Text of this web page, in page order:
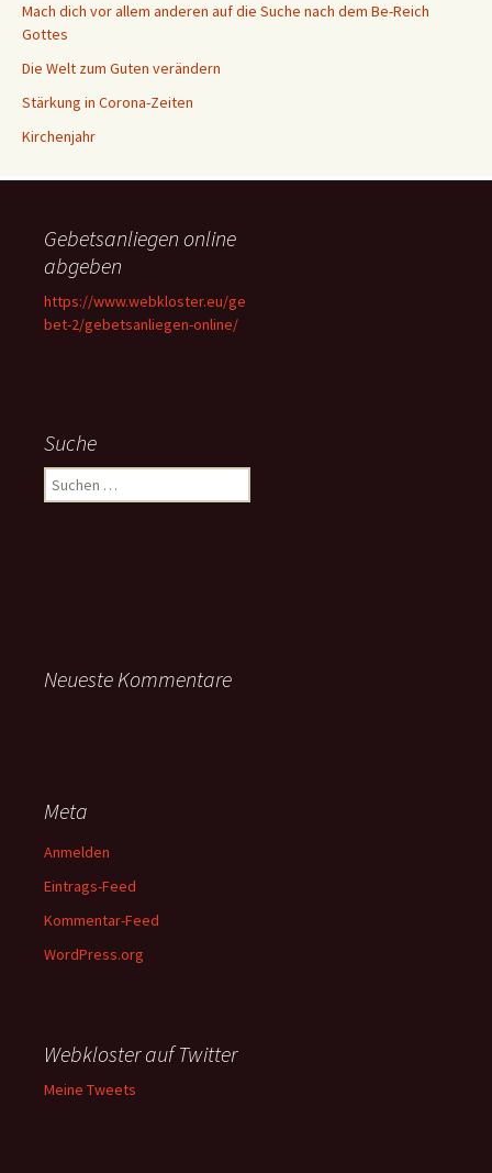
Mach dich vor allem anderen auf die Suche nach dem Be-Reich
Gottes
Die Welt zum Guten verändern
Stärkung in Corona-Zeiten
Kirchenjahr
Gebetsanliegen online
abgeben
https://www.webkloster.eu/ge
bet-2/gebetsanliegen-online/
Suche
Suchen
nach:
Neueste Kommentare
Meta
Anmelden
Eintrags-Feed
Kommentar-Feed
WordPress.org
Webkloster auf Twitter
Meine Tweets